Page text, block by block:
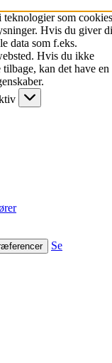
teknologier som cookies
Hvis du giver
data som f.eks.
Hvis du ikke
kan det have en
Se